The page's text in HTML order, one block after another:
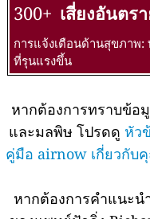
300+ เสี่ยงอันตร
การแจ้งเตือนด้านสุขภาพ
ที่รุนแรงขึ้น
หากต้องการทราบข้อ
และมลพิษ โปรดดู หัว
คู่มือ airnow เกี่ยวกั
หากต้องการคำแนะ